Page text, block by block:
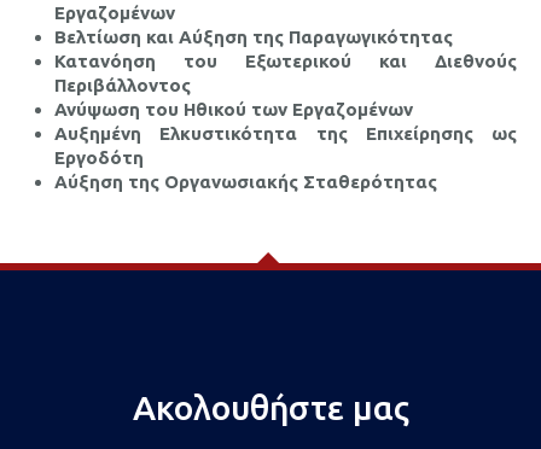
Εργαζομένων
Βελτίωση και Αύξηση της Παραγωγικότητας
Κατανόηση του Εξωτερικού και Διεθνούς
Περιβάλλοντος
Ανύψωση του Ηθικού των Εργαζομένων
Αυξημένη Ελκυστικότητα της Επιχείρησης ως
Εργοδότη
Αύξηση της Οργανωσιακής Σταθερότητας
Ακολουθήστε μας